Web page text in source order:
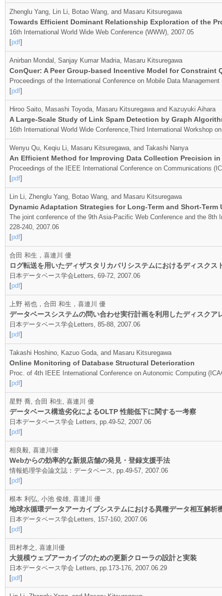
Zhenglu Yang, Lin Li, Botao Wang, and Masaru Kitsuregawa
Towards Efficient Dominant Relationship Exploration of the
16th International World Wide Web Conference (WWW), 2007.05
[pdf]
Anirban Mondal, Sanjay Kumar Madria, Masaru Kitsuregawa
ConQuer: A Peer Group-based Incentive Model for Constraint
Proceedings of the International Conference on Mobile Data
[pdf]
Hiroo Saito, Masashi Toyoda, Masaru Kitsuregawa and Kazuyuki Aihara
A Large-Scale Study of Link Spam Detection by Graph
16th International World Wide Conference,Third International Workshop
Wenyu Qu, Keqiu Li, Masaru Kitsuregawa, and Takashi Nanya
An Efficient Method for Improving Data Collection Precision
Proceedings of the IEEE International Conference on Communications
[pdf]
Lin Li, Zhenglu Yang, Botao Wang, and Masaru Kitsuregawa
Dynamic Adaptation Strategies for Long-Term and Short-Term
The joint conference of the 9th Asia-Pacific Web Conference and the
228-240, 2007.06
[pdf]
合田 和生，喜連川 優
ログ転送を用いたディザスタリカバリシステムにおけるディスクス
日本データベース学会Letters, 69-72, 2007.06
[pdf]
上野 裕也，合田 和生，喜連川 優
データベースシステムの問い合わせ実行計画を利用したディスクア
日本データベース学会Letters, 85-88, 2007.06
[pdf]
Takashi Hoshino, Kazuo Goda, and Masaru Kitsuregawa
Online Monitoring of Database Structural Deterioration
Proc. of 4th IEEE International Conference on Autonomic Computing
[pdf]
星野 喬, 合田 和生, 喜連川 優
データベース構造劣化によるOLTP 性能低下に関する一考察
日本データベース学会 Letters, pp.49-52, 2007.06
[pdf]
相良毅, 喜連川優
Webからの効率的な新規店舗の発見・登録支援手法
情報処理学会論文誌：データベース, pp.49-57, 2007.06
[pdf]
根本 利弘, 小池 俊雄, 喜連川 優
地球水循環データアーカイブシステムにおける異種データ相互解析
日本データベース学会Letters, 157-160, 2007.06
[pdf]
田村孝之, 喜連川優
大規模ウェブアーカイブのための更新クローラの設計と実装
日本データベース学会 Letters, pp.173-176, 2007.06.29
[pdf]